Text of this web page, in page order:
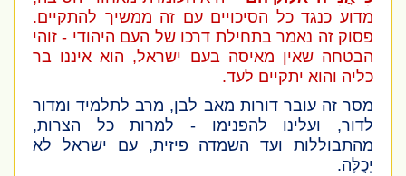
מדוע כנגד כל הסיכויים עם זה ממשיך להתקיים.
פסוק זה נאמר בתחילת דרכו של העם היהודי - זוהי
הבטחה שאין מאיסה בעם ישראל, הוא איננו בר
כליה והוא יתקיים לעד.
מסר זה עובר דורות מאב לבן, מרב לתלמיד ומדור
לדור, ועלינו להפנימו - למרות כל הצרות,
מהתבוללות ועד השמדה פיזית, עם ישראל לא
יְכֻלֶּה.